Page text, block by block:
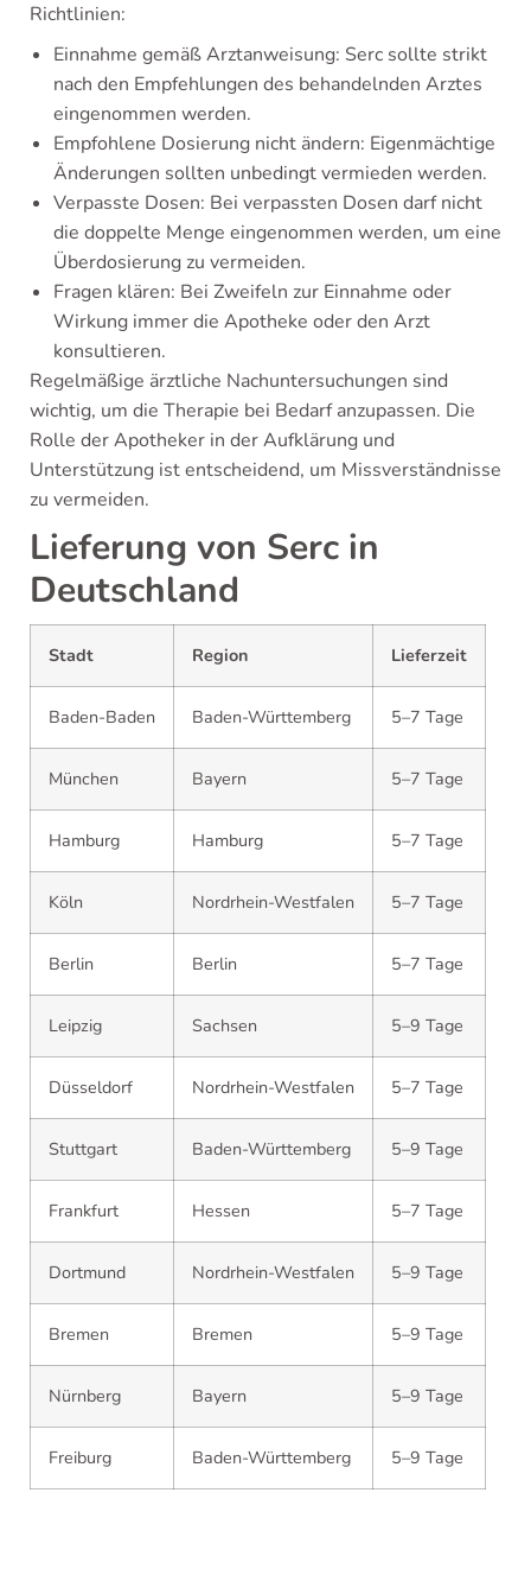
Richtlinien:
Einnahme gemäß Arztanweisung: Serc sollte strikt
nach den Empfehlungen des behandelnden Arztes
eingenommen werden.
Empfohlene Dosierung nicht ändern: Eigenmächtige
Änderungen sollten unbedingt vermieden werden.
Verpasste Dosen: Bei verpassten Dosen darf nicht
die doppelte Menge eingenommen werden, um eine
Überdosierung zu vermeiden.
Fragen klären: Bei Zweifeln zur Einnahme oder
Wirkung immer die Apotheke oder den Arzt
konsultieren.
Regelmäßige ärztliche Nachuntersuchungen sind
wichtig, um die Therapie bei Bedarf anzupassen. Die
Rolle der Apotheker in der Aufklärung und
Unterstützung ist entscheidend, um Missverständnisse
zu vermeiden.
Lieferung von Serc in
Deutschland
Stadt Region Lieferzeit
Baden-Baden Baden-Württemberg 5–7 Tage
München Bayern 5–7 Tage
Hamburg Hamburg 5–7 Tage
Köln Nordrhein-Westfalen 5–7 Tage
Berlin Berlin 5–7 Tage
Leipzig Sachsen 5–9 Tage
Düsseldorf Nordrhein-Westfalen 5–7 Tage
Stuttgart Baden-Württemberg 5–9 Tage
Frankfurt Hessen 5–7 Tage
Dortmund Nordrhein-Westfalen 5–9 Tage
Bremen Bremen 5–9 Tage
Nürnberg Bayern 5–9 Tage
Freiburg Baden-Württemberg 5–9 Tage